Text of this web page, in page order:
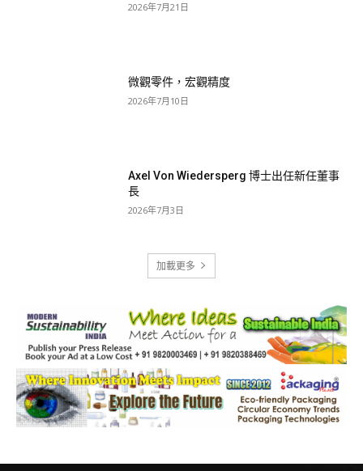
2026年7月21日
微觀零件，宏觀精度
2026年7月10日
Axel Von Wiedersperg 博士出任新任董事
長
2026年7月3日
加載更多